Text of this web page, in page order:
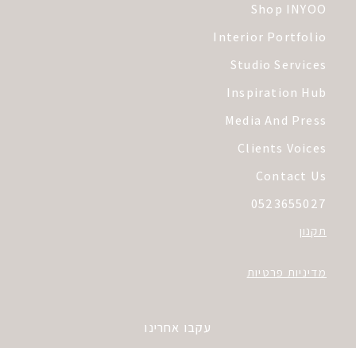
Shop INYOO
Interior Portfolio
Studio Services
Inspiration Hub
Media And Press
Clients Voices
Contact Us
0523655027
תקנון
מדיניות פרטיות
עקבו אחרינו